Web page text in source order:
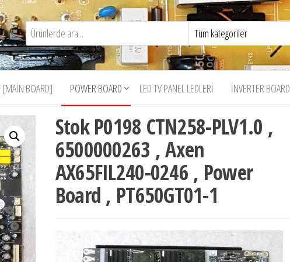
[MAIN BOARD] POWER BOARD LED TV PANEL LEDLERI İNVERTER BOARD
Stok P0198 CTN258-PLV1.0 ,
6500000263 , Axen
AX65FIL240-0246 , Power
Board , PT650GT01-1